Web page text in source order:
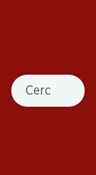
Cercare